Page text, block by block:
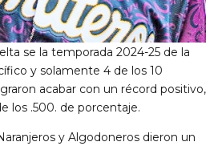
se la temporada 2024-25 de la
y solamente 4 de los 10
acabar con un récord positivo,
los .500. de porcentaje.
y Algodoneros dieron un